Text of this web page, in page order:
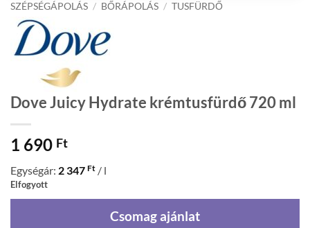
SZÉPSÉGÁPOLÁS / BŐRÁPOLÁS / TUSFÜRDŐ
Dove Juicy Hydrate krémtusfürdő 720 ml
1 690 Ft
Egységár: 2 347 Ft / l
Elfogyott
Csomag ajánlat